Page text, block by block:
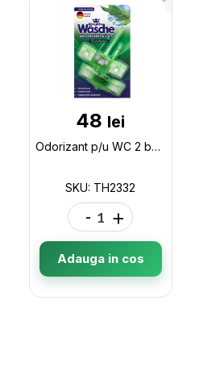
48 lei
Odorizant p/u WC 2 buc K/W Eucalyptus TH2332
SKU: TH2332
- +
Adauga in cos